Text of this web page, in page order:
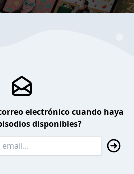
electrónico cuando haya
disponibles?